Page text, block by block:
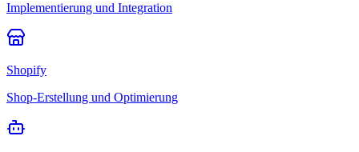
Implementierung und Integration
Shopify
Shop-Erstellung und Optimierung